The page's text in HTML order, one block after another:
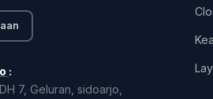
:
7, Geluran, sidoarjo,